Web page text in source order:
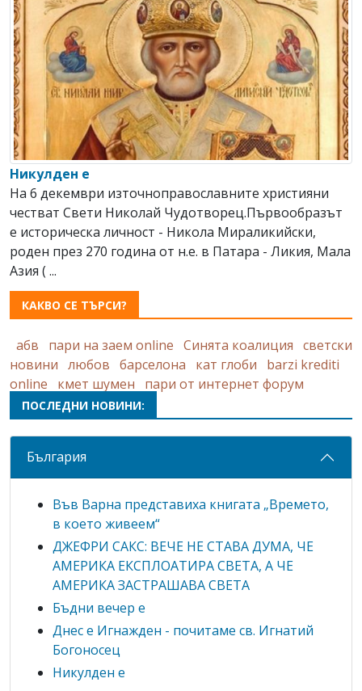
Никулден е
На 6 декември източноправославните християни
честват Свeти Николай Чудотворец.Първообразът
е историческа личност - Никола Мираликийски,
роден през 270 година от н.е. в Патара - Ликия, Мала
Азия ( ...
КАКВО СЕ ТЪРСИ?
абв пари на заем online Синята коалиция светски
новини любов барселона кат глоби
barzi krediti
online
кмет шумен пари от интернет форум
ПОСЛЕДНИ НОВИНИ:
България
Във Варна представиха книгата „Времето,
в което живеем“
ДЖЕФРИ САКС: ВЕЧЕ НЕ СТАВА ДУМА, ЧЕ
АМЕРИКА ЕКСПЛОАТИРА СВЕТА, А ЧЕ
АМЕРИКА ЗАСТРАШАВА СВЕТА
Бъдни вечер е
Днес е Игнажден - почитаме св. Игнатий
Богоносец
Никулден е